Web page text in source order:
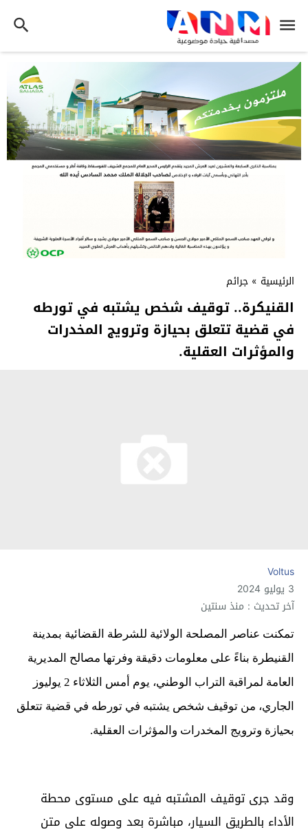
الرئيسية » جرائم
القنيكرة.. توقيف شخص يشتبه في تورطه
في قضية تتعلق بحيازة وترويج المخدرات
والمؤثرات العقلية.
Voltus
3 يوليو 2024
آخر تحديث : منذ سنتين
تمكنت عناصر المصلحة الولائية للشرطة القضائية بمدينة
القنيطرة بناءً على معلومات دقيقة وفرتها مصالح المديرية
العامة لمراقبة التراب الوطني، يوم أمس الثلاثاء 2 يوليوز
الجاري، من توقيف شخص يشتبه في تورطه في قضية تتعلق
بحيازة وترويج المخدرات والمؤثرات العقلية.
وقد جرى توقيف المشتبه فيه على مستوى محطة
الأداء بالطريق السيار، مباشرة بعد وصوله على متن